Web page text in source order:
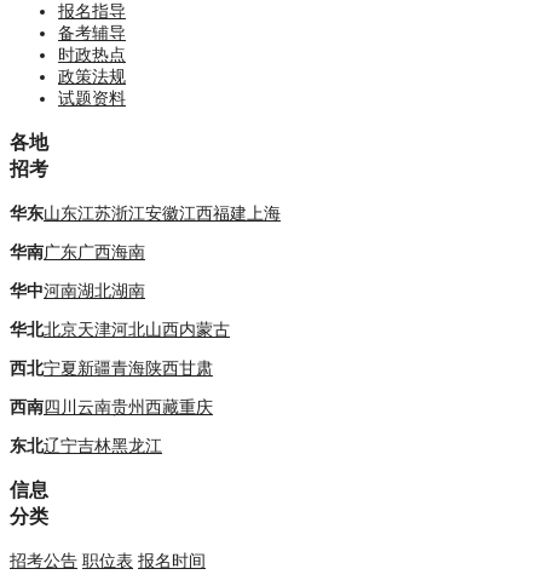
报名指导
备考辅导
时政热点
政策法规
试题资料
各地
招考
华东山东江苏浙江安徽江西福建 上海
华南广东广西海南
华中河南湖北湖南
华北北京天津河北山西内蒙古
西北宁夏新疆青海陕西甘肃
西南四川 云南贵州西藏重庆
东北辽宁吉林黑龙江
信息
分类
招考公告 职位表 报名时间